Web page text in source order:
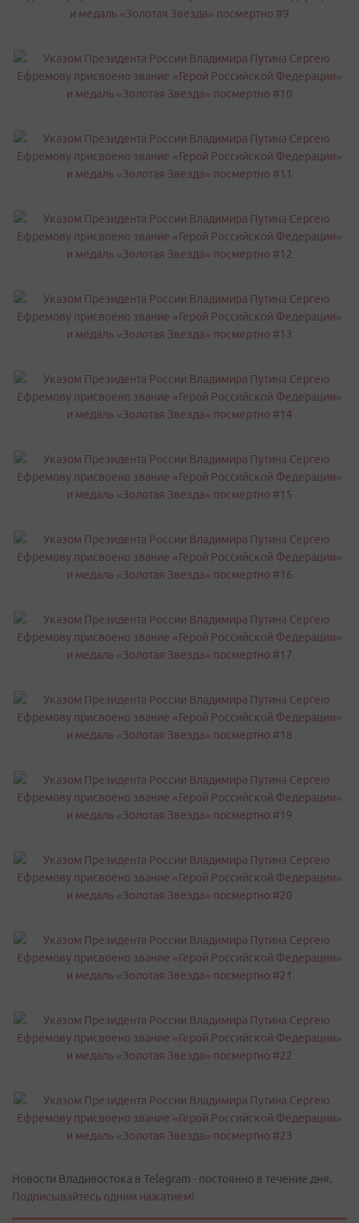
Новости Владивостока в Telegram - постоянно в течение дня.
Подписывайтесь одним нажатием!